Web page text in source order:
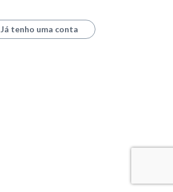
Já tenho uma conta